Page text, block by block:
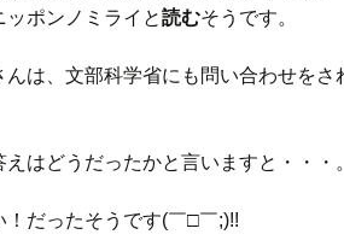
ッポンノミライと読むそうです。
んは、文部科学省にも問い合わせを
はどうだったかと言いますと・・・。
！だったそうです(￣□￣;)!!